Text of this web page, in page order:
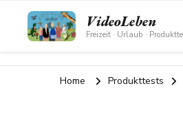
VideoLeben
Freizeit · Urlaub ·
Home Produkttests